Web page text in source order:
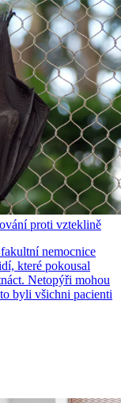
proti vzteklině
nemocnice
které pokousal
Netopýři mohou
byli všichni pacienti